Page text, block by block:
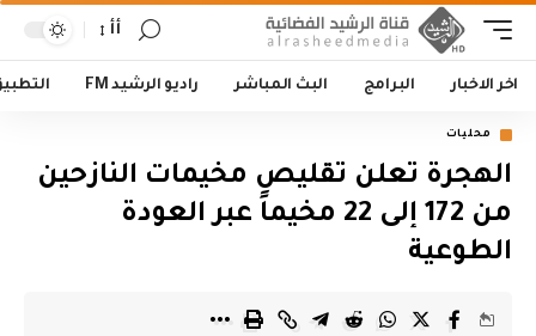
أأ
اخر الاخبار البرامج البث المباشر راديو الرشيد FM
محليات
الهجرة تعلن تقليص مخيمات النازحين
من 172 إلى 22 مخيماً عبر العودة
الطوعية